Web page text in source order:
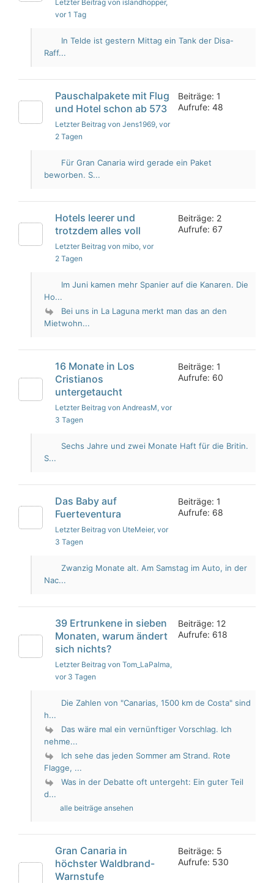
Letzter Beitrag von islandhopper,
vor 1 Tag
In Telde ist gestern Mittag ein Tank der Disa-
Raff...
Pauschalpakete mit Flug
und Hotel schon ab 573
Letzter Beitrag von Jens1969, vor
2 Tagen
Beiträge: 1
Aufrufe: 48
Für Gran Canaria wird gerade ein Paket
beworben. S...
Hotels leerer und
trotzdem alles voll
Letzter Beitrag von mibo, vor
2 Tagen
Beiträge: 2
Aufrufe: 67
Im Juni kamen mehr Spanier auf die Kanaren. Die
Ho...
Bei uns in La Laguna merkt man das an den
Mietwohn...
16 Monate in Los
Cristianos
untergetaucht
Letzter Beitrag von AndreasM, vor
3 Tagen
Beiträge: 1
Aufrufe: 60
Sechs Jahre und zwei Monate Haft für die Britin.
S...
Das Baby auf
Fuerteventura
Letzter Beitrag von UteMeier, vor
3 Tagen
Beiträge: 1
Aufrufe: 68
Zwanzig Monate alt. Am Samstag im Auto, in der
Nac...
39 Ertrunkene in sieben
Monaten, warum ändert
sich nichts?
Letzter Beitrag von Tom_LaPalma,
vor 3 Tagen
Beiträge: 12
Aufrufe: 618
Die Zahlen von "Canarias, 1500 km de Costa" sind
h...
Das wäre mal ein vernünftiger Vorschlag. Ich
nehme...
Ich sehe das jeden Sommer am Strand. Rote
Flagge, ...
Was in der Debatte oft untergeht: Ein guter Teil
d...
alle beiträge ansehen
Gran Canaria in
höchster Waldbrand-
Warnstufe
Beiträge: 5
Aufrufe: 530